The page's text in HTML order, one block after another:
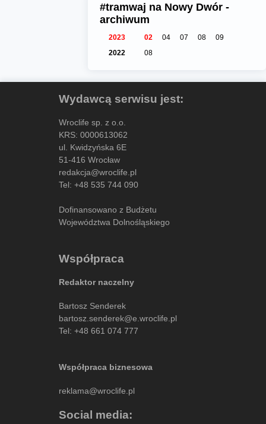
#tramwaj na Nowy Dwór -
archiwum
2023 02 04 07 08
09
2022
08
Wydawcą serwisu jest:
Wroclife sp. z o.o.
KRS: 0000613062
ul. Kwidzyńska 6E
51-416 Wrocław
redakcja@wroclife.pl
Tel: +48 535 744 090
Dofinansowano z Budżetu
Województwa Dolnośląskiego
Współpraca
Redaktor naczelny
Bartosz Senderek
bartosz.senderek@e.wroclife.pl
Tel: +48 661 074 777
Współpraca biznesowa
reklama@wroclife.pl
Social media: